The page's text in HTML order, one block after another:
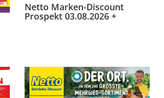
Netto Marken-Discount
Prospekt 03.08.2026 +